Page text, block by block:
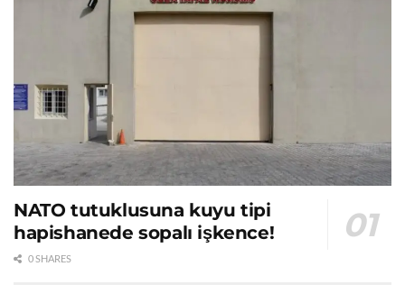
NATO tutuklusuna kuyu tipi
hapishanede sopalı işkence!
0 SHARES